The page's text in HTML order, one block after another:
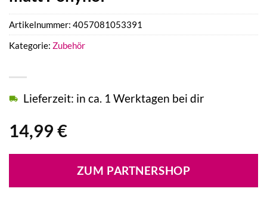
14,99 €
Lieferzeit: in ca. 1 Werktagen bei dir
ZUM PARTNERSHOP
Artikelnummer: 4057081053391
Kategorie: Zubehör